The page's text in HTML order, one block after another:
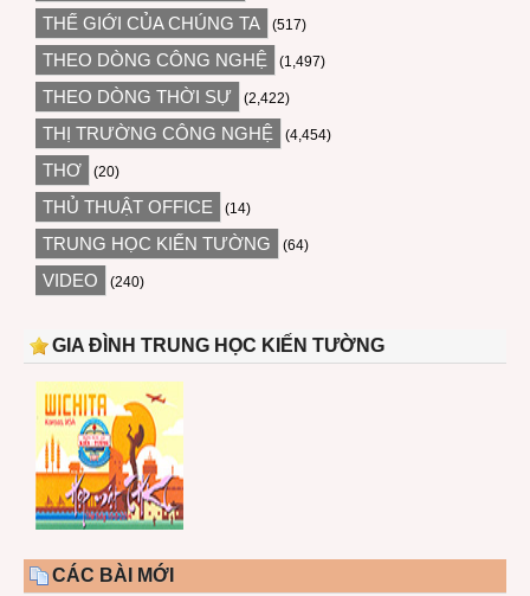
THẾ GIỚI CỦA CHÚNG TA (517)
THEO DÒNG CÔNG NGHỆ (1,497)
THEO DÒNG THỜI SỰ (2,422)
THỊ TRƯỜNG CÔNG NGHỆ (4,454)
THƠ (20)
THỦ THUẬT OFFICE (14)
TRUNG HỌC KIẾN TƯỜNG (64)
VIDEO (240)
GIA ĐÌNH TRUNG HỌC KIẾN TƯỜNG
CÁC BÀI MỚI